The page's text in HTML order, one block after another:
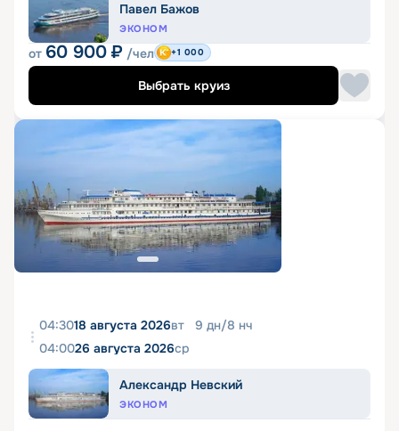
Павел Бажов
ЭКОНОМ
от 60 900 ₽ /чел +1 000
Выбрать круиз
04:3018 августа 2026вт 9 дн/8 нч
04:0026 августа 2026ср
Александр Невский
ЭКОНОМ